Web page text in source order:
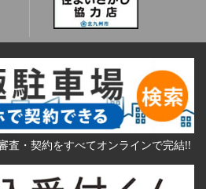
査・契約をすべてオンラインで完結!!